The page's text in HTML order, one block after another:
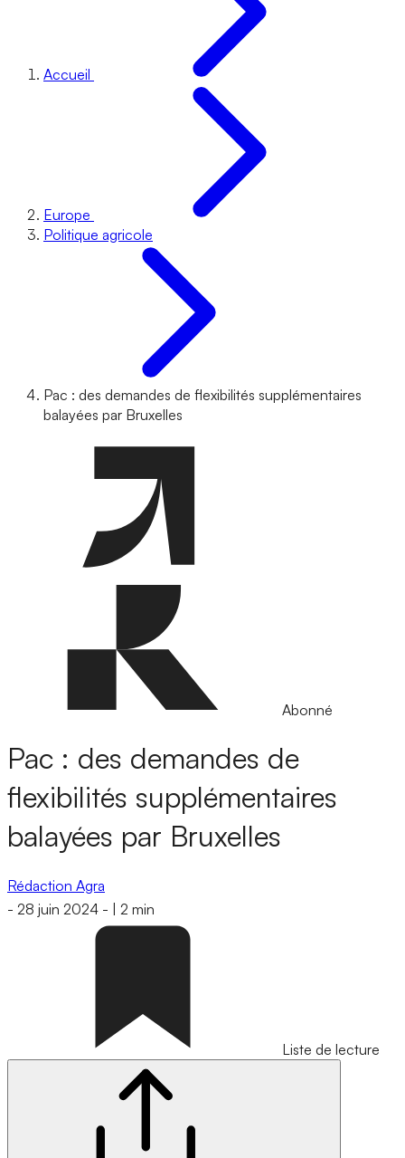
Accueil
Europe
Politique agricole
Pac : des demandes de flexibilités supplémentaires
balayées par Bruxelles
Abonné
Pac : des demandes de
flexibilités supplémentaires
balayées par Bruxelles
Rédaction Agra
- 28 juin 2024 - 2 min
Liste de lecture